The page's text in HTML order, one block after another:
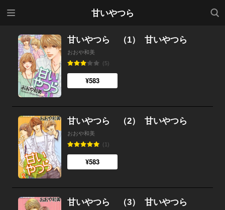
甘いやつら
検索
甘いやつら （1） 甘いやつら
おおや和美
(5)
¥583
甘いやつら （2） 甘いやつら
おおや和美
(1)
¥583
甘いやつら （3） 甘いやつら